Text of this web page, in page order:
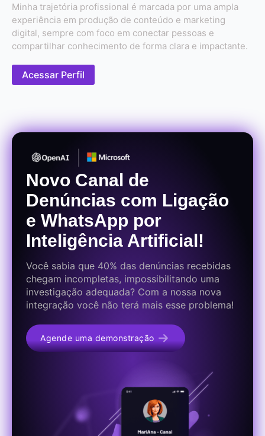
Minha trajetória profissional é marcada por uma ampla
experiência em produção de conteúdo e marketing
digital, sempre com foco em conectar pessoas e
compartilhar conhecimento de forma clara e impactante.
Acessar Perfil
Novo Canal de
Denúncias com Ligação
e WhatsApp por
Inteligência Artificial!
Você sabia que 40% das denúncias recebidas
chegam incompletas, impossibilitando uma
investigação adequada? Com a nossa nova
integração você não terá mais esse problema!
Agende uma demonstração